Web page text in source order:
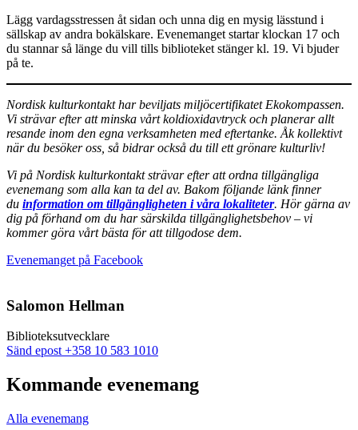
Lägg vardagsstressen åt sidan och unna dig en mysig lässtund i
sällskap av andra bokälskare. Evenemanget startar klockan 17 och
du stannar så länge du vill tills biblioteket stänger kl. 19. Vi bjuder
på te.
Nordisk kulturkontakt har beviljats miljöcertifikatet Ekokompassen.
Vi strävar efter att minska vårt koldioxidavtryck och planerar allt
resande inom den egna verksamheten med eftertanke. Åk kollektivt
när du besöker oss, så bidrar också du till ett grönare kulturliv!
Vi på Nordisk kulturkontakt strävar efter att ordna tillgängliga
evenemang som alla kan ta del av. Bakom följande länk finner
du information om tillgängligheten i våra lokaliteter. Hör gärna av
dig på förhand om du har särskilda tillgänglighetsbehov – vi
kommer göra vårt bästa för att tillgodose dem.
Evenemanget på FacebookÖppnas
Salomon Hellman
Biblioteksutvecklare
Sänd epost Sänd
salomon.hellman@nkk.org
+358 10 583 1010
Kommande evenemang
Alla evenemang